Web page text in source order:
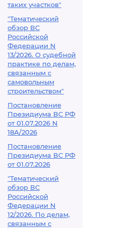
таких участков"
"Тематический
обзор ВС
Российской
Федерации N
13/2026. О судебной
практике по делам,
связанным с
самовольным
строительством"
Постановление
Президиума ВС РФ
от 01.07.2026 N
18А/2026
Постановление
Президиума ВС РФ
от 01.07.2026
"Тематический
обзор ВС
Российской
Федерации N
12/2026. По делам,
связанным с